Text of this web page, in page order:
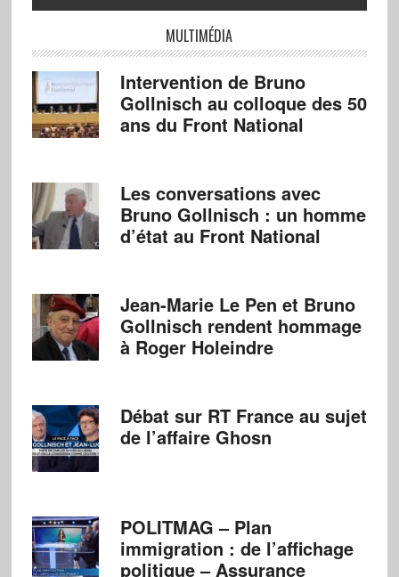
MULTIMÉDIA
Intervention de Bruno
Gollnisch au colloque des 50
ans du Front National
Les conversations avec
Bruno Gollnisch : un homme
d’état au Front National
Jean-Marie Le Pen et Bruno
Gollnisch rendent hommage
à Roger Holeindre
Débat sur RT France au sujet
de l’affaire Ghosn
POLITMAG – Plan
immigration : de l’affichage
politique – Assurance